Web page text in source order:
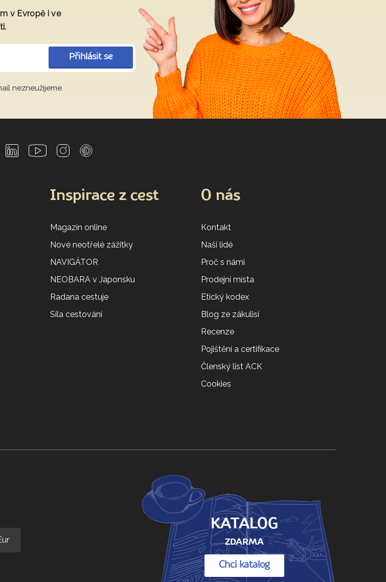
v Evropě i ve
Přihlásit se
nezneužijeme.
Inspirace z cest
Magazín online
Nové neotřelé zážitky
NAVIGÁTOR
NEOBARA v Japonsku
Radana cestuje
Síla cestování
O nás
Kontakt
Naši lidé
Proč s námi
Prodejní místa
Etický kodex
Blog ze zákulisí
Recenze
Pojištění a certifikace
Členský list ACK
Cookies
KATALOG
ZDARMA
Chci katalog